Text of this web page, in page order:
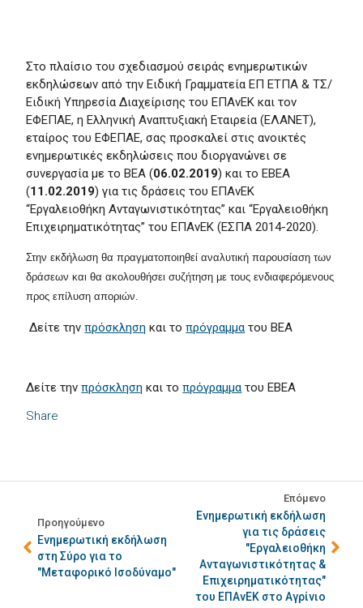
Share
Στο πλαίσιο του σχεδιασμού σειράς ενημερωτικών
εκδηλώσεων από την Ειδική Γραμματεία ΕΠ ΕΤΠΑ & ΤΣ/
Ειδική Υπηρεσία Διαχείρισης του ΕΠΑνΕΚ και τον
ΕΦΕΠΑΕ, η Ελληνική Αναπτυξιακή Εταιρεία (ΕΛΑΝΕΤ),
εταίρος του ΕΦΕΠΑΕ, σας προσκαλεί στις ανοικτές
ενημερωτικές εκδηλώσεις που διοργανώνει σε
συνεργασία με το ΒΕΑ (06.02.2019) και το ΕΒΕΑ
(11.02.2019) για τις δράσεις του ΕΠΑνΕΚ
“Εργαλειοθήκη Ανταγωνιστικότητας” και “Εργαλειοθήκη
Επιχειρηματικότητας” του ΕΠΑνΕΚ (ΕΣΠΑ 2014-2020).
Στην εκδήλωση θα πραγματοποιηθεί αναλυτική παρουσίαση των
δράσεων και θα ακολουθήσει συζήτηση με τους ενδιαφερόμενους
προς επίλυση αποριών.
Δείτε τηνπρόσκληση και τοπρόγραμμα του ΒΕΑ
Δείτε τηνπρόσκληση και τοπρόγραμμα του ΕΒΕΑ
Προηγούμενο
Ενημερωτική εκδήλωση
στη Σύρο για το
"Μεταφορικό Ισοδύναμο"
Επόμενο
Ενημερωτική εκδήλωση
για τις δράσεις
"Εργαλειοθήκη
Ανταγωνιστικότητας &
Επιχειρηματικότητας"
του ΕΠΑνΕΚ στο Αγρίνιο